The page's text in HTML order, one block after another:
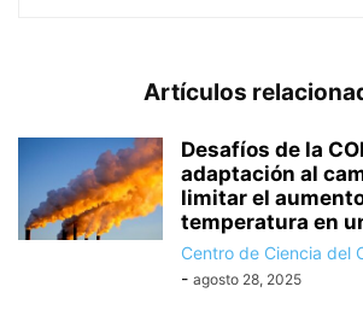
Artículos
Desafíos de la
adaptación al
limitar el
temperatura en
Centro de Ciencia del
- agosto 28, 2025